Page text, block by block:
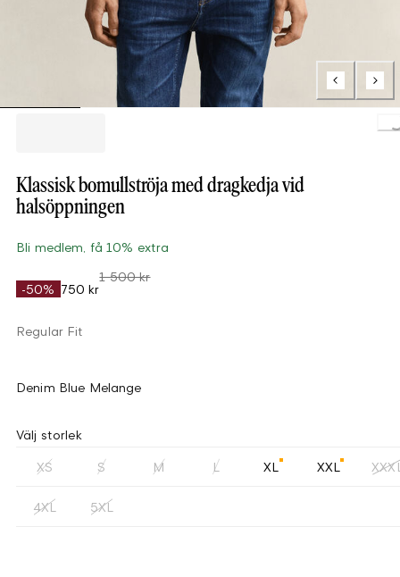
Klassisk bomullströja med dragkedja vid
halsöppningen
Bli medlem, få 10% extra
-50% 750 kr
1 500 kr
Regular Fit
Denim Blue Melange
Välj storlek
XS S M L XL XXL
4XL 5XL